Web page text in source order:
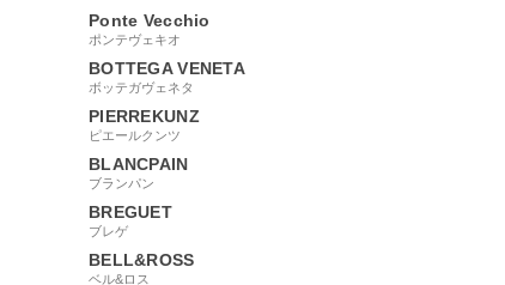
Ponte Vecchio
ポンテヴェキオ
BOTTEGA VENETA
ボッテガヴェネタ
PIERREKUNZ
ピエールクンツ
BLANCPAIN
ブランパン
BREGUET
ブレゲ
BELL&ROSS
ベル&ロス